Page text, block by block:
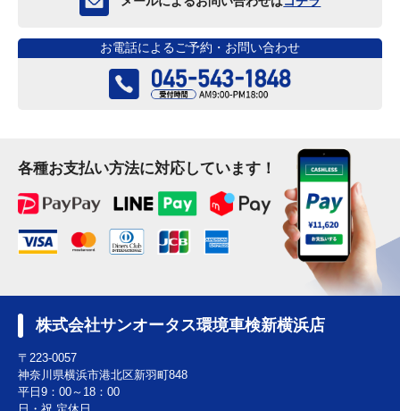
お電話によるご予約・お問い合わせ
各種お支払い方法に対応しています！
株式会社サンオータス環境車検新横浜店
〒223-0057
神奈川県横浜市港北区新羽町848
平日9：00～18：00